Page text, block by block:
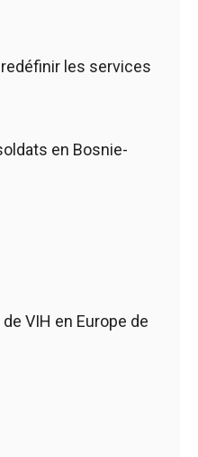
les services
en Bosnie-
VIH en Europe de